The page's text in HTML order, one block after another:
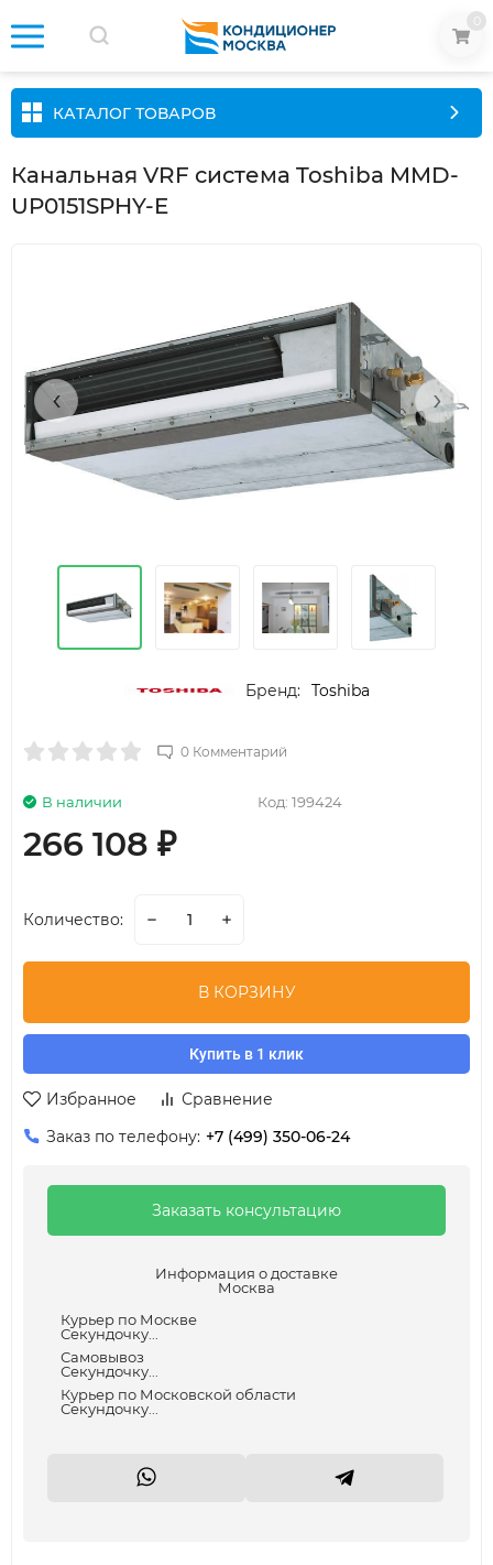
КАТАЛОГ ТОВАРОВ
Канальная VRF система Toshiba MMD-
UP0151SPHY-E
‹ ›
Бренд: Toshiba
0 Комментарий
Код: 199424
В наличии
266 108 ₽
Количество:
В КОРЗИНУ
Купить в 1 клик
Избранное
Сравнение
Заказ по телефону: +7 (499) 350-06-24
Заказать консультацию
Информация о доставке
Москва
Курьер по Москве
Секундочку...
Самовывоз
Секундочку...
Курьер по Московской области
Секундочку...